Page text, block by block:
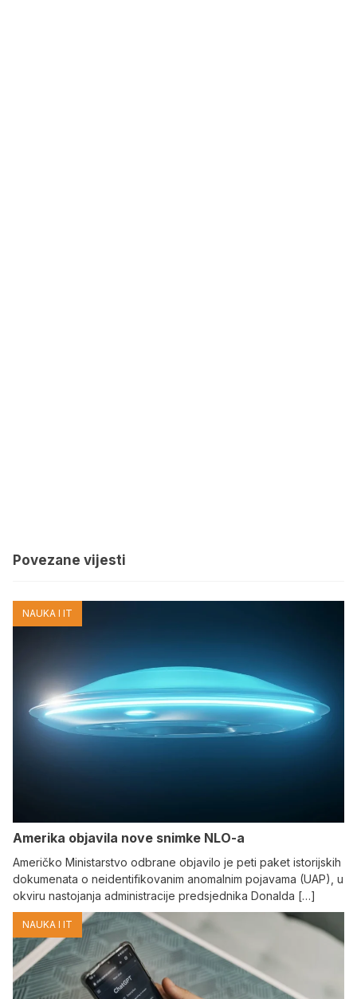
Povezane vijesti
NAUKA I IT
Amerika objavila nove snimke NLO-a
Američko Ministarstvo odbrane objavilo je peti paket istorijskih
dokumenata o neidentifikovanim anomalnim pojavama (UAP), u
okviru nastojanja administracije predsjednika Donalda […]
NAUKA I IT